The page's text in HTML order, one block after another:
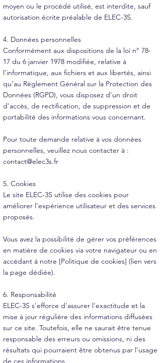
moyen ou le procédé utilisé, est interdite, sauf
autorisation écrite préalable de ELEC-3S.
4. Données personnelles
Conformément aux dispositions de la loi n° 78-
17 du 6 janvier 1978 modifiée, relative à
l'informatique, aux fichiers et aux libertés, ainsi
qu’au Règlement Général sur la Protection des
Données (RGPD), vous disposez d'un droit
d'accès, de rectification, de suppression et de
portabilité des informations vous concernant.
Pour toute demande relative à vos données
personnelles, veuillez nous contacter à :
contact@elec3s.fr
5. Cookies
Le site ELEC-3S utilise des cookies pour
améliorer l’expérience utilisateur et des services
proposés.
Vous avez la possibilité de gérer vos préférences
en matière de cookies via votre navigateur ou en
accédant à notre [Politique de cookies] (lien vers
la page dédiée).
6. Responsabilité
ELEC-3S s'efforce d'assurer l'exactitude et la
mise à jour régulière des informations diffusées
sur ce site. Toutefois, elle ne saurait être tenue
responsable des erreurs ou omissions, ni des
résultats qui pourraient être obtenus par l'usage
de ces informations.